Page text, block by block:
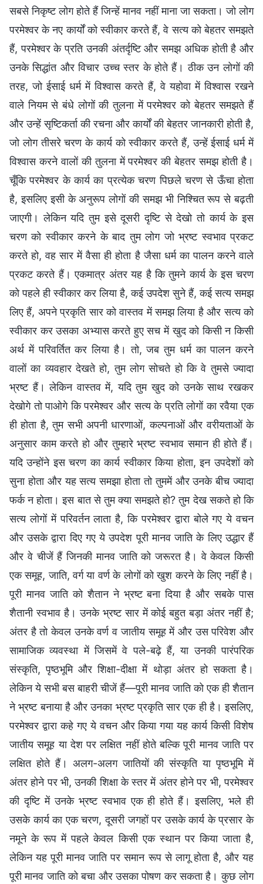
सबसे निकृष्ट लोग होते हैं जिन्हें मानव नहीं माना जा सकता। जो लोग
परमेश्वर के नए कार्यों को स्वीकार करते हैं, वे सत्य को बेहतर समझते
हैं, परमेश्वर के प्रति उनकी अंतर्दृष्टि और समझ अधिक होती है और
उनके सिद्धांत और विचार उच्च स्तर के होते हैं। ठीक उन लोगों की
तरह, जो ईसाई धर्म में विश्वास करते हैं, वे यहोवा में विश्वास रखने
वाले नियम से बंधे लोगों की तुलना में परमेश्वर को बेहतर समझते हैं
और उन्हें सृष्टिकर्ता की रचना और कार्यों की बेहतर जानकारी होती है,
जो लोग तीसरे चरण के कार्य को स्वीकार करते हैं, उन्हें ईसाई धर्म में
विश्वास करने वालों की तुलना में परमेश्वर की बेहतर समझ होती है।
चूँकि परमेश्वर के कार्य का प्रत्येक चरण पिछले चरण से ऊँचा होता
है, इसलिए इसी के अनुरूप लोगों की समझ भी निश्चित रूप से बढ़ती
जाएगी। लेकिन यदि तुम इसे दूसरी दृष्टि से देखो तो कार्य के इस
चरण को स्वीकार करने के बाद तुम लोग जो भ्रष्ट स्वभाव प्रकट
करते हो, वह सार में वैसा ही होता है जैसा धर्म का पालन करने वाले
प्रकट करते हैं। एकमात्र अंतर यह है कि तुमने कार्य के इस चरण
को पहले ही स्वीकार कर लिया है, कई उपदेश सुने हैं, कई सत्य समझ
लिए हैं, अपने प्रकृति सार को वास्तव में समझ लिया है और सत्य को
स्वीकार कर उसका अभ्यास करते हुए सच में खुद को किसी न किसी
अर्थ में परिवर्तित कर लिया है। तो, जब तुम धर्म का पालन करने
वालों का व्यवहार देखते हो, तुम लोग सोचते हो कि वे तुमसे ज्यादा
भ्रष्ट हैं। लेकिन वास्तव में, यदि तुम खुद को उनके साथ रखकर
देखोगे तो पाओगे कि परमेश्वर और सत्य के प्रति लोगों का रवैया एक
ही होता है, तुम सभी अपनी धारणाओं, कल्पनाओं और वरीयताओं के
अनुसार काम करते हो और तुम्हारे भ्रष्ट स्वभाव समान ही होते हैं।
यदि उन्होंने इस चरण का कार्य स्वीकार किया होता, इन उपदेशों को
सुना होता और यह सत्य समझा होता तो तुममें और उनके बीच ज्यादा
फर्क न होता। इस बात से तुम क्या समझते हो? तुम देख सकते हो कि
सत्य लोगों में परिवर्तन लाता है, कि परमेश्वर द्वारा बोले गए ये वचन
और उसके द्वारा दिए गए ये उपदेश पूरी मानव जाति के लिए उद्धार हैं
और वे चीजें हैं जिनकी मानव जाति को जरूरत है। वे केवल किसी
एक समूह, जाति, वर्ग या वर्ण के लोगों को खुश करने के लिए नहीं है।
पूरी मानव जाति को शैतान ने भ्रष्ट बना दिया है और सबके पास
शैतानी स्वभाव है। उनके भ्रष्ट सार में कोई बहुत बड़ा अंतर नहीं है;
अंतर है तो केवल उनके वर्ण व जातीय समूह में और उस परिवेश और
सामाजिक व्यवस्था में जिसमें वे पले-बढ़े हैं, या उनकी पारंपरिक
संस्कृति, पृष्ठभूमि और शिक्षा-दीक्षा में थोड़ा अंतर हो सकता है।
लेकिन ये सभी बस बाहरी चीजें हैं—पूरी मानव जाति को एक ही शैतान
ने भ्रष्ट बनाया है और उनका भ्रष्ट प्रकृति सार एक ही है। इसलिए,
परमेश्वर द्वारा कहे गए ये वचन और किया गया यह कार्य किसी विशेष
जातीय समूह या देश पर लक्षित नहीं होते बल्कि पूरी मानव जाति पर
लक्षित होते हैं। अलग-अलग जातियों की संस्कृति या पृष्ठभूमि में
अंतर होने पर भी, उनकी शिक्षा के स्तर में अंतर होने पर भी, परमेश्वर
की दृष्टि में उनके भ्रष्ट स्वभाव एक ही होते हैं। इसलिए, भले ही
उसके कार्य का एक चरण, दूसरी जगहों पर उसके कार्य के प्रसार के
नमूने के रूप में पहले केवल किसी एक स्थान पर किया जाता है,
लेकिन यह पूरी मानव जाति पर समान रूप से लागू होता है, और यह
पूरी मानव जाति को बचा और उसका पोषण कर सकता है। कुछ लोग